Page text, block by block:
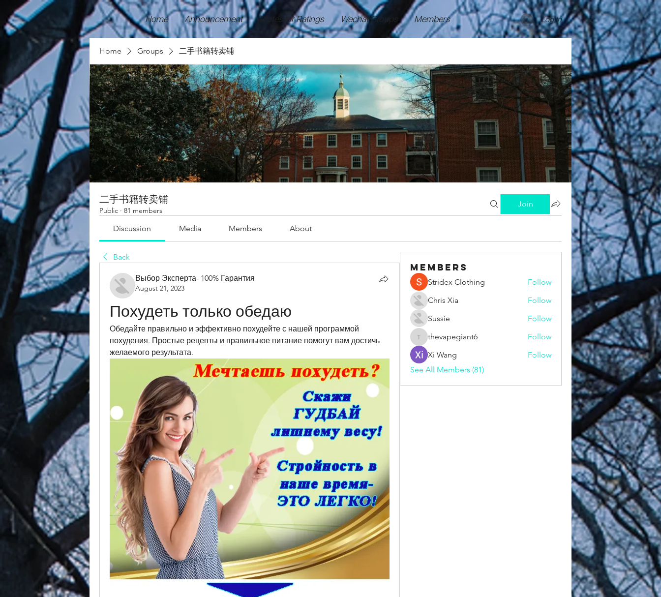
Home Announcement Professor Ratings Wechat Groups Members Log In
Home Groups 二手书籍转卖铺
二手书籍转卖铺
Public · 81 members
Join
Discussion Media Members About
Back
Выбор Эксперта- 100% Гарантия
August 21, 2023
Похудеть только обедаю
Обедайте правильно и эффективно похудейте с нашей программой
похудения. Простые рецепты и правильное питание помогут вам достичь
желаемого результата.
Members
Stridex Clothing
Follow
Chris Xia
Follow
Sussie
Follow
thevapegiant6
thevapegiant6
Follow
Xi Wang
Follow
See All Members (81)